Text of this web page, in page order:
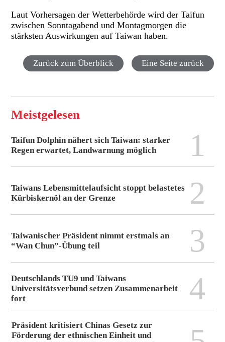
Laut Vorhersagen der Wetterbehörde wird der Taifun
zwischen Sonntagabend und Montagmorgen die
stärksten Auswirkungen auf Taiwan haben.
Zurück zum Überblick Eine Seite zurück
Meistgelesen
Taifun Dolphin nähert sich Taiwan: starker
Regen erwartet, Landwarnung möglich
1
Taiwans Lebensmittelaufsicht stoppt belastetes
Kürbiskernöl an der Grenze
2
Taiwanischer Präsident nimmt erstmals an
“Wan Chun”-Übung teil
3
Deutschlands TU9 und Taiwans
Universitätsverbund setzen Zusammenarbeit
fort
4
Präsident kritisiert Chinas Gesetz zur
Förderung der ethnischen Einheit und